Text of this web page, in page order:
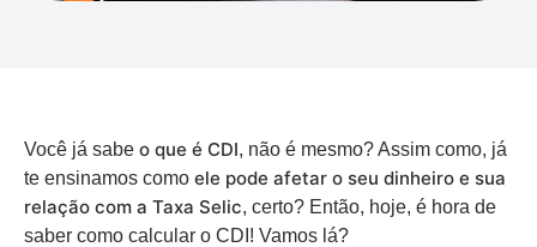
Você já sabe o que é CDI, não é mesmo? Assim como, já
te ensinamos como ele pode afetar o seu dinheiro e sua
relação com a Taxa Selic, certo? Então, hoje, é hora de
saber como calcular o CDI! Vamos lá?